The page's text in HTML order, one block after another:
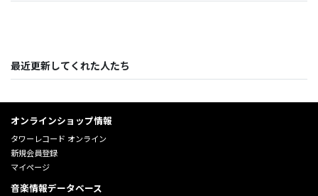
最近更新してくれた人たち
オンラインショップ情報
タワーレコード オンライン
新規会員登録
マイページ
音楽情報データベース